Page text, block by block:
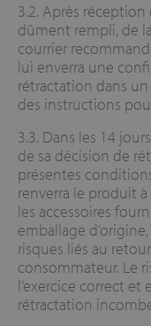
3.2. Après
dûment rempli, de
courrier
lui enverra une
rétractation dans un
des instructions
3.3. Dans les 14
de sa décision de
présentes
renverra le produit
les accessoires
emballage
risques liés au
consommateur. Le
l’exercice correct
rétractation